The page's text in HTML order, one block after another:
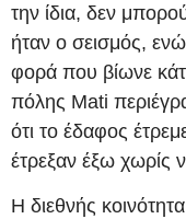
την ίδια, δεν
ήταν ο σεισμός,
φορά που βίωνε κάτι
πόλης Mati
ότι το έδαφος
έτρεξαν έξω χωρίς
Η διεθνής